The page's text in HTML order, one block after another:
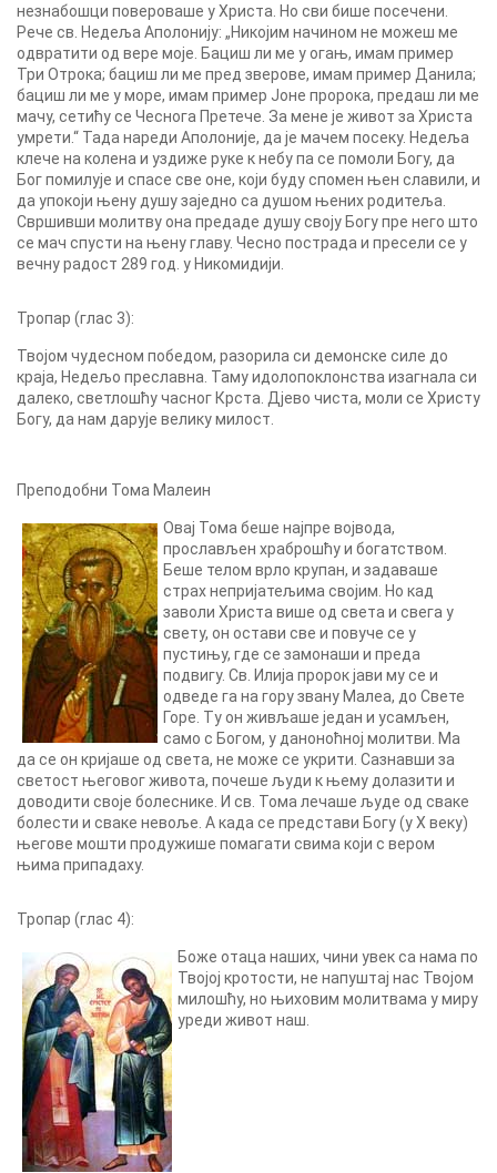
незнабошци повероваше у Христа. Но сви бише посечени.
Рече св. Недеља Аполонију: „Никојим начином не можеш ме
одвратити од вере моје. Бациш ли ме у огањ, имам пример
Три Отрока; бациш ли ме пред зверове, имам пример Данила;
бациш ли ме у море, имам пример Јоне пророка, предаш ли ме
мачу, сетићу се Чеснога Претече. За мене је живот за Христа
умрети.“ Тада нареди Аполоније, да је мачем посеку. Недеља
клече на колена и уздиже руке к небу па се помоли Богу, да
Бог помилује и спасе све оне, који буду спомен њен славили, и
да упокоји њену душу заједно са душом њених родитеља.
Свршивши молитву она предаде душу своју Богу пре него што
се мач спусти на њену главу. Чесно пострада и пресели се у
вечну радост 289 год. у Никомидији.
Тропар (глас 3):
Твојом чудесном победом, разорила си демонске силе до
краја, Недељо преславна. Таму идолопоклонства изагнала си
далеко, светлошћу часног Крста. Дјево чиста, моли се Христу
Богу, да нам дарује велику милост.
Преподобни Тома Малеин
Овај Тома беше најпре војвода,
прослављен храброшћу и богатством.
Беше телом врло крупан, и задаваше
страх непријатељима својим. Но кад
заволи Христа више од света и свега у
свету, он остави све и повуче се у
пустињу, где се замонаши и преда
подвигу. Св. Илија пророк јави му се и
одведе га на гору звану Малеа, до Свете
Горе. Ту он живљаше један и усамљен,
само с Богом, у даноноћној молитви. Ма
да се он кријаше од света, не може се укрити. Сазнавши за
светост његовог живота, почеше људи к њему долазити и
доводити своје болеснике. И св. Тома лечаше људе од сваке
болести и сваке невоље. А када се представи Богу (у Х веку)
његове мошти продужише помагати свима који с вером
њима припадаху.
Тропар (глас 4):
Боже отаца наших, чини увек са нама по
Твојој кротости, не напуштај нас Твојом
милошћу, но њиховим молитвама у миру
уреди живот наш.